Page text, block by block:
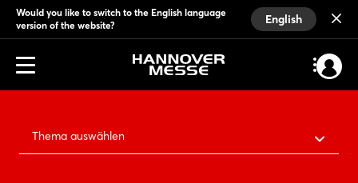
Would you like to switch to the English language
version of the website?
English
Thema auswählen